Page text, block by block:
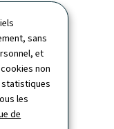
sans
et
non
les
de